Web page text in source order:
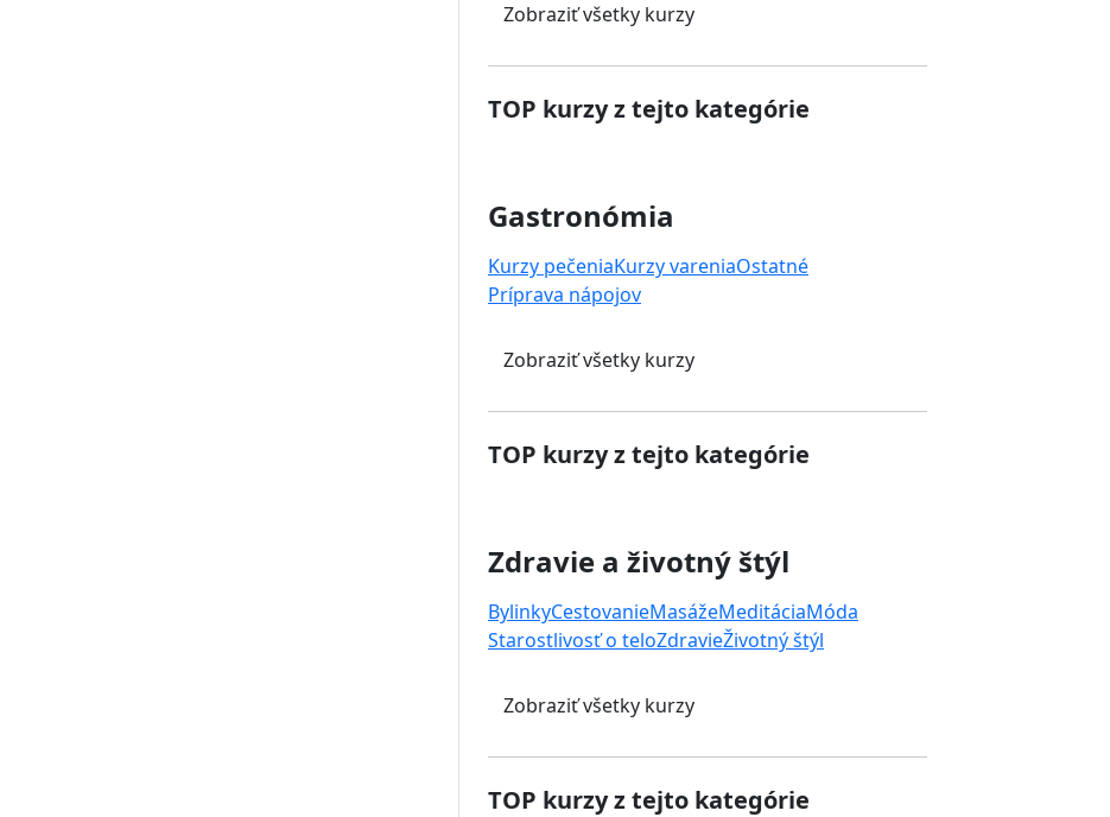
Zobraziť všetky kurzy
TOP kurzy z tejto kategórie
Gastronómia
Kurzy pečeniaKurzy vareniaOstatné
Príprava nápojov
Zobraziť všetky kurzy
TOP kurzy z tejto kategórie
Zdravie a životný štýl
BylinkyCestovanieMasážeMeditáciaMóda
Starostlivosť o teloZdravieŽivotný štýl
Zobraziť všetky kurzy
TOP kurzy z tejto kategórie